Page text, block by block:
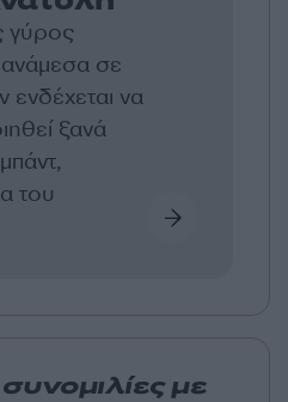
γύρος
σε
ενδέχεται να
ξανά
του
με